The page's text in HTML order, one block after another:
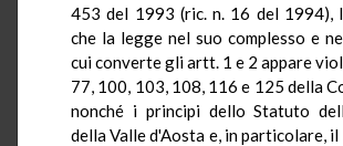
453 del 1993 (ric. n. 16 del 1994),
che la legge nel suo complesso e
cui converte gli artt. 1 e 2 appare
77, 100, 103, 108, 116 e 125 della
nonché i principi dello Statuto
della Valle d'Aosta e, in particolare,